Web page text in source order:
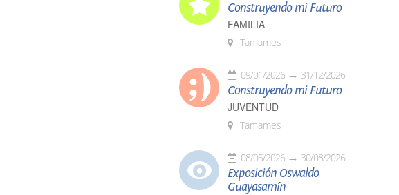
Construyendo mi Futuro
FAMILIA
Tamames
09/01/2026 31/12/2026
Construyendo mi Futuro
JUVENTUD
Tamames
08/05/2026 30/08/2026
Exposición Oswaldo
Guayasamín